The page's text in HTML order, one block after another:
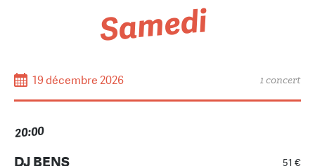
Samedi
19 décembre 2026 1 concert
20:00
51 €
DJ BENS